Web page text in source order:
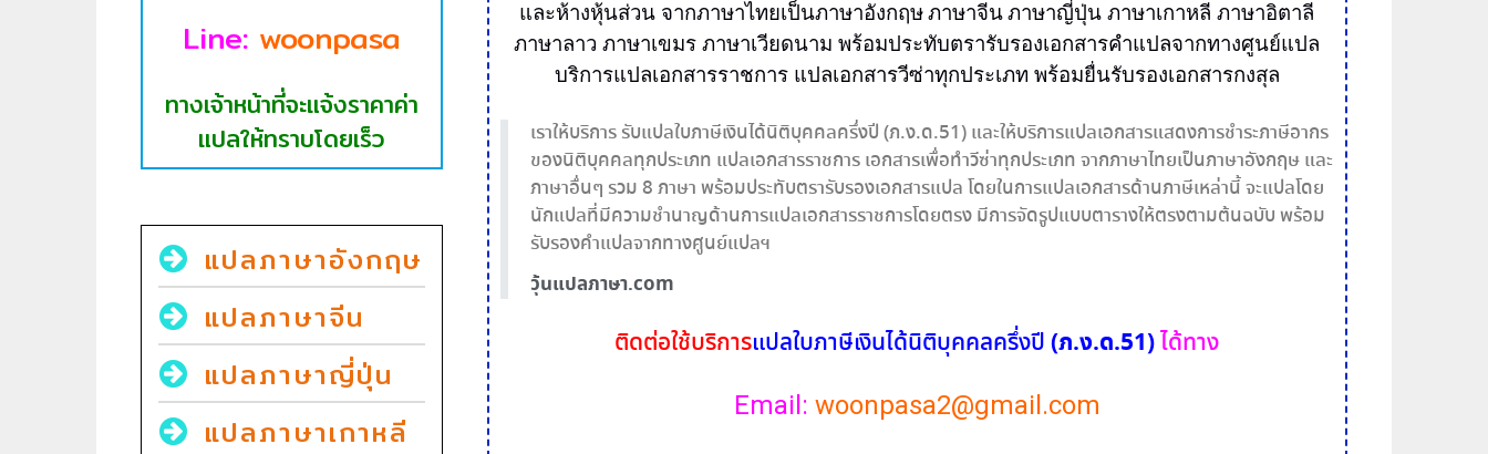
และห้างหุ้นส่วน จากภาษาไทยเป็นภาษาอังกฤษภาษาจีนภาษาญี่ปุ่น ภาษาเกาหลี ภาษาอิตาลี
ภาษาลาว ภาษาเขมร ภาษาเวียดนาม พร้อมประทับตรารับรองเอกสารคำแปลจากทางศูนย์แปล
บริการแปลเอกสารราชการ แปลเอกสารวีซ่าทุกประเภท พร้อมยื่นรับรองเอกสารกงสุล
เราให้บริการ รับแปลใบภาษีเงินได้นิติบุคคลครึ่งปี (ภ.ง.ด.51) และให้บริการแปลเอกสารแสดงการชำระภาษีอากร
ของนิติบุคคลทุกประเภท แปลเอกสารราชการ เอกสารเพื่อทำวีซ่าทุกประเภท จากภาษาไทยเป็นภาษาอังกฤษ และ
ภาษาอื่นๆ รวม 8 ภาษา พร้อมประทับตรารับรองเอกสารแปล โดยในการแปลเอกสารด้านภาษีเหล่านี้ จะแปลโดย
นักแปลที่มีความชำนาญด้านการแปลเอกสารราชการโดยตรง มีการจัดรูปแบบตารางให้ตรงตามต้นฉบับ พร้อม
รับรองคำแปลจากทางศูนย์แปลฯ
วุ้นแปลภาษา.com
ติดต่อใช้บริการแปลใบภาษีเงินได้นิติบุคคลครึ่งปี(ภ.ง.ด.51)ได้ทาง
Email: woonpasa2@gmail.com
Line: woonpasa
ทางเจ้าหน้าที่จะแจ้งราคาค่า
แปลให้ทราบโดยเร็ว
แปลภาษาอังกฤษ
แปลภาษาจีน
แปลภาษาญี่ปุ่น
แปลภาษาเกาหลี